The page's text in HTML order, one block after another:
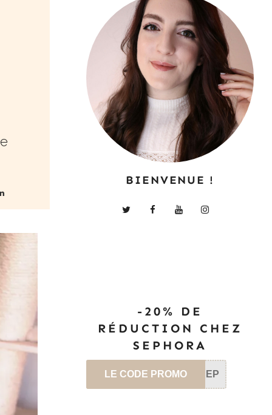
BIENVENUE !
-20% DE
RÉDUCTION CHEZ
SEPHORA
LE CODE PROMO SEP